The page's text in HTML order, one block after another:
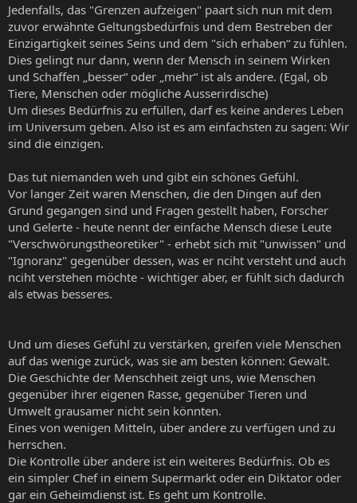
Jedenfalls, das "Grenzen aufzeigen" paart sich nun mit dem
zuvor erwähnte Geltungsbedürfnis und dem Bestreben der
Einzigartigkeit seines Seins und dem "sich erhaben“ zu fühlen.
Dies gelingt nur dann, wenn der Mensch in seinem Wirken
und Schaffen „besser“ oder „mehr“ ist als andere. (Egal, ob
Tiere, Menschen oder mögliche Ausserirdische)
Um dieses Bedürfnis zu erfüllen, darf es keine anderes Leben
im Universum geben. Also ist es am einfachsten zu sagen: Wir
sind die einzigen.
Das tut niemanden weh und gibt ein schönes Gefühl.
Vor langer Zeit waren Menschen, die den Dingen auf den
Grund gegangen sind und Fragen gestellt haben, Forscher
und Gelerte - heute nennt der einfache Mensch diese Leute
"Verschwörungstheoretiker" - erhebt sich mit "unwissen" und
"Ignoranz" gegenüber dessen, was er nciht versteht und auch
nciht verstehen möchte - wichtiger aber, er fühlt sich dadurch
als etwas besseres.
Und um dieses Gefühl zu verstärken, greifen viele Menschen
auf das wenige zurück, was sie am besten können: Gewalt.
Die Geschichte der Menschheit zeigt uns, wie Menschen
gegenüber ihrer eigenen Rasse, gegenüber Tieren und
Umwelt grausamer nicht sein könnten.
Eines von wenigen Mitteln, über andere zu verfügen und zu
herrschen.
Die Kontrolle über andere ist ein weiteres Bedürfnis. Ob es
ein simpler Chef in einem Supermarkt oder ein Diktator oder
gar ein Geheimdienst ist. Es geht um Kontrolle.